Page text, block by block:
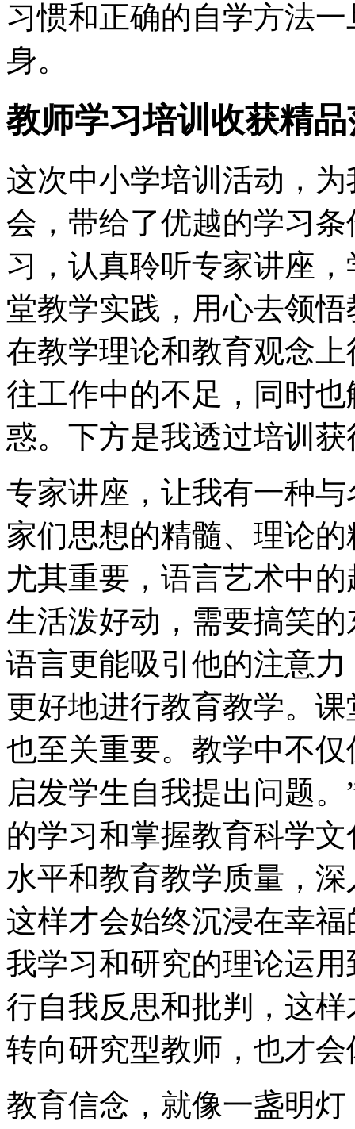
习惯和正确的自学方法
身。
教师学习培训收获精
这次中小学培训活动，
会，带给了优越的学习
习，认真聆听专家讲座
堂教学实践，用心去领
在教学理论和教育观念
往工作中的不足，同时
惑。下方是我透过培训
专家讲座，让我有一种
家们思想的精髓、理论
尤其重要，语言艺术中
生活泼好动，需要搞笑
语言更能吸引他的注意
更好地进行教育教学。
也至关重要。教学中不
启发学生自我提出问题
的学习和掌握教育科学
水平和教育教学质量，
这样才会始终沉浸在幸
我学习和研究的理论运
行自我反思和批判，这
转向研究型教师，也才
教育信念，就像一盏明